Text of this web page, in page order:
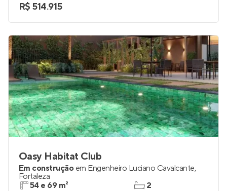
R$ 514.915
Oasy Habitat Club
Em construção em Engenheiro Luciano Cavalcante,
Fortaleza
54 e 69 m²
2